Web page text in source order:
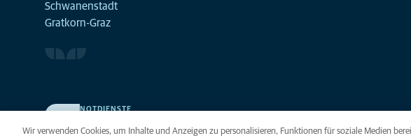
Schwanenstadt
Gratkorn-Graz
NOTDIENSTE
Tier die beste Versorgung verdient.
Wir verwenden Cookies, um Inhalte und Anzeigen zu personalisieren, Funktionen für soziale Medien